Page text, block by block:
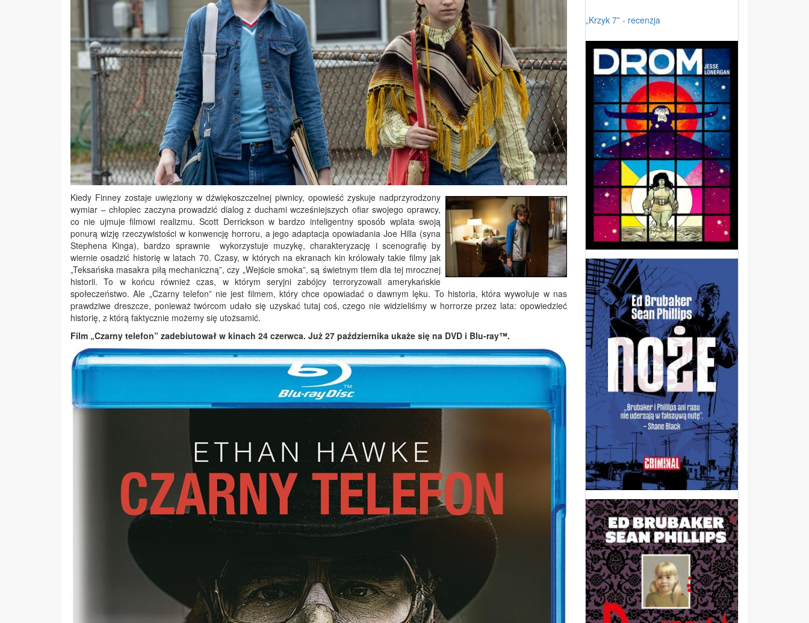
Kiedy Finney zostaje uwięziony w dźwiękoszczelnej piwnicy, opowieść zyskuje nadprzyrodzony
wymiar – chłopiec zaczyna prowadzić dialog z duchami wcześniejszych ofiar swojego oprawcy,
co nie ujmuje filmowi realizmu. Scott Derrickson w bardzo inteligentny sposób wplata swoją
ponurą wizję rzeczywistości w konwencję horroru, a jego adaptacja opowiadania Joe Hilla (syna
Stephena Kinga), bardzo sprawnie wykorzystuje muzykę, charakteryzację i scenografię by
wiernie osadzić historię w latach 70. Czasy, w których na ekranach kin królowały takie filmy jak
„Teksańska masakra piłą mechaniczną”, czy „Wejście smoka”, są świetnym tłem dla tej mrocznej
historii. To w końcu również czas, w którym seryjni zabójcy terroryzowali amerykańskie
społeczeństwo. Ale „Czarny telefon” nie jest filmem, który chce opowiadać o dawnym lęku. To historia, która wywołuje w nas
prawdziwe dreszcze, ponieważ twórcom udało się uzyskać tutaj coś, czego nie widzieliśmy w horrorze przez lata: opowiedzieć
historię, z którą faktycznie możemy się utożsamić.
Film „Czarny telefon” zadebiutował w kinach 24 czerwca. Już 27 października ukaże się na DVD i Blu-ray™.
„Krzyk 7” - recenzja